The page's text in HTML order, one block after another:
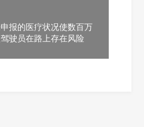
报的医疗状况使数百万
驾驶员在路上存在风险